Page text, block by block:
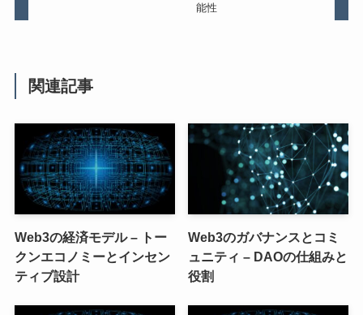
能性
関連記事
Web3の経済モデル – トー
クンエコノミーとインセン
ティブ設計
Web3のガバナンスとコミ
ュニティ – DAOの仕組みと
役割